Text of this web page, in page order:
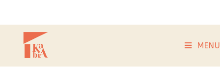
MENU